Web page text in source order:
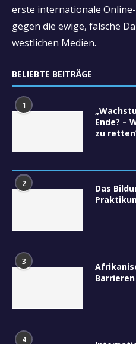
erste internationale
gegen die ewige, falsche
westlichen Medien.
BELIEBTE BEITRÄGE
1
Ende? –
zu
2
Das
3
Barrieren
4